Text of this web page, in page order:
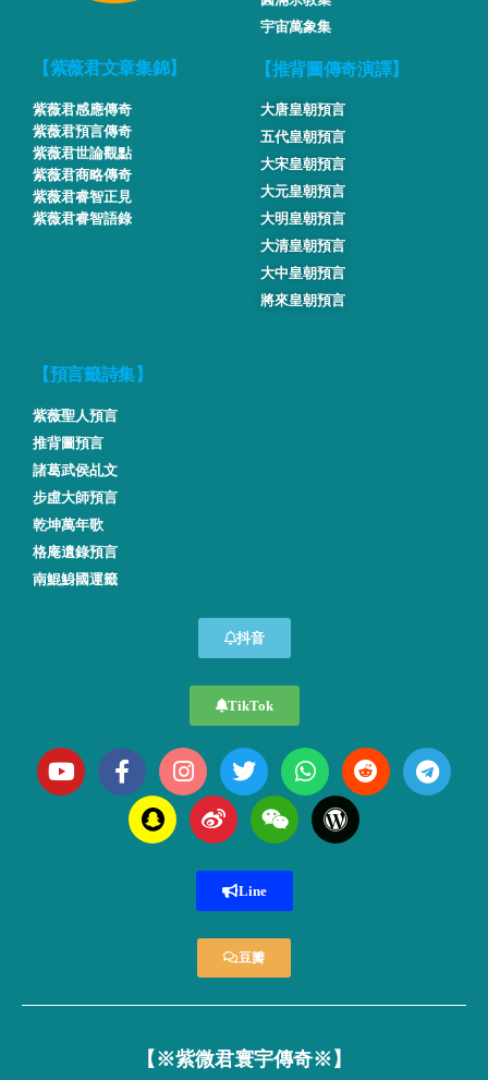
宇宙萬象集
【紫薇君文章集錦】
紫薇君感應傳奇
紫薇君預言傳奇
紫薇君世論觀點
紫薇君商略傳奇
紫薇君睿智正見
紫薇君睿智語錄
【推背圖傳奇演譯】
大唐皇朝預言
五代皇朝預言
大宋皇朝預言
大元皇朝預言
大明皇朝預言
大清皇朝預言
大中皇朝預言
將來皇朝預言
【預言籤詩集】
紫薇聖人預言
推背圖預言
諸葛武侯乩文
步虛大師預言
乾坤萬年歌
格庵遺錄預言
南鯤鯓國運籤
抖音
TikTok
Line
豆瓣
【※紫微君寰宇傳奇※】